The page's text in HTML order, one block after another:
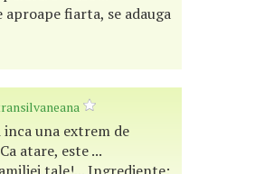
fiarta, se adauga
una extrem de
atare, este ...